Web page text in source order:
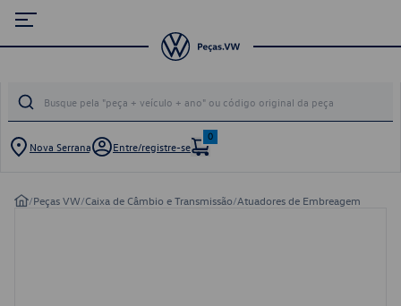
Nova Serrana Entre/registre-se
0
/Peças VW/Caixa de Câmbio e Transmissão/Atuadores de Embreagem